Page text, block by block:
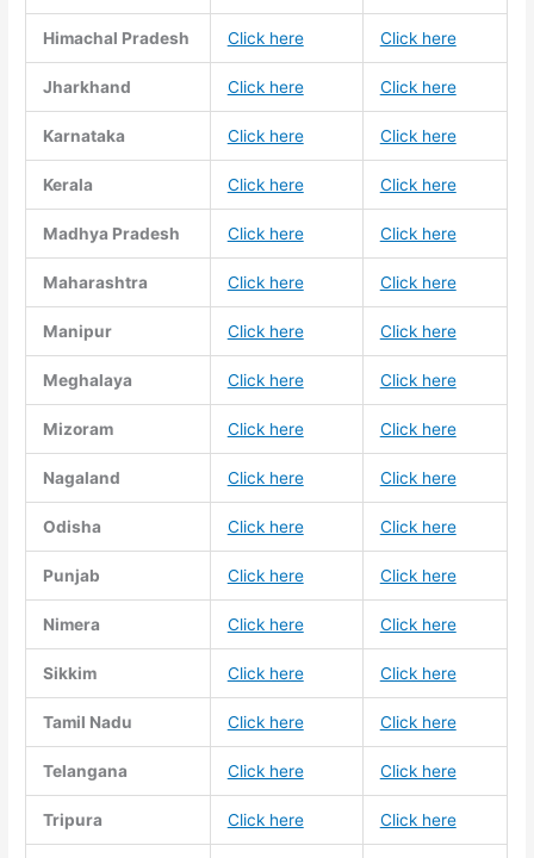
Himachal Pradesh Click here Click here
Jharkhand Click here Click here
Karnataka Click here Click here
Kerala Click here Click here
Madhya Pradesh Click here Click here
Maharashtra Click here Click here
Manipur Click here Click here
Meghalaya Click here Click here
Mizoram Click here Click here
Nagaland Click here Click here
Odisha Click here Click here
Punjab Click here Click here
Nimera Click here Click here
Sikkim Click here Click here
Tamil Nadu Click here Click here
Telangana Click here Click here
Tripura Click here Click here